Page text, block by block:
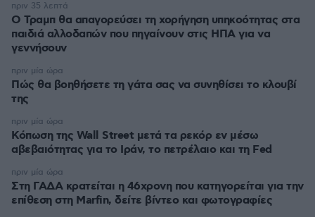
Ο Τραμπ θα απαγορεύσει τη χορήγηση υπηκοότητας στα
παιδιά αλλοδαπών που πηγαίνουν στις ΗΠΑ για να
γεννήσουν
πριν 35 λεπτά
Πώς θα βοηθήσετε τη γάτα σας να συνηθίσει το κλουβί
της
πριν μία ώρα
Κόπωση της Wall Street μετά τα ρεκόρ εν μέσω
αβεβαιότητας για το Ιράν, το πετρέλαιο και τη Fed
πριν μία ώρα
Στη ΓΑΔΑ κρατείται η 46χρονη που κατηγορείται για την
επίθεση στη Marfin, δείτε βίντεο και φωτογραφίες
πριν μία ώρα